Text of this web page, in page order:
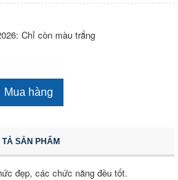
Chỉ còn màu trắng
Mua hàng
TẢ SẢN PHẨM
đẹp, các chức năng đều tốt.